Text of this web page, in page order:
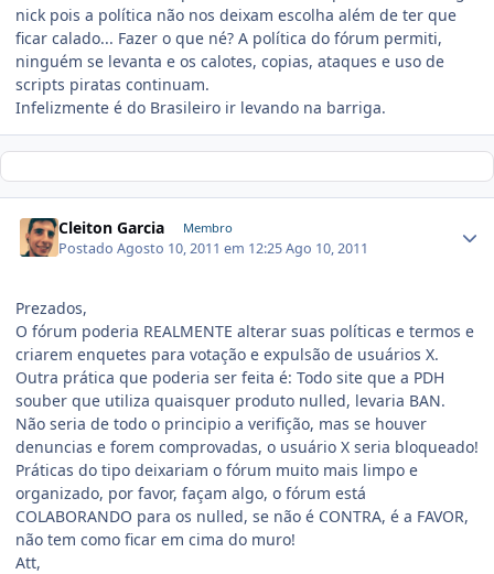
nick pois a política não nos deixam escolha além de ter que
ficar calado... Fazer o que né? A política do fórum permiti,
ninguém se levanta e os calotes, copias, ataques e uso de
scripts piratas continuam.
Infelizmente é do Brasileiro ir levando na barriga.
Cleiton Garcia Membro
PostadoAgosto 10, 2011 em 12:25Ago 10, 2011
Prezados,
O fórum poderia REALMENTE alterar suas políticas e termos e
criarem enquetes para votação e expulsão de usuários X.
Outra prática que poderia ser feita é: Todo site que a PDH
souber que utiliza quaisquer produto nulled, levaria BAN.
Não seria de todo o principio a verifição, mas se houver
denuncias e forem comprovadas, o usuário X seria bloqueado!
Práticas do tipo deixariam o fórum muito mais limpo e
organizado, por favor, façam algo, o fórum está
COLABORANDO para os nulled, se não é CONTRA, é a FAVOR,
não tem como ficar em cima do muro!
Att,